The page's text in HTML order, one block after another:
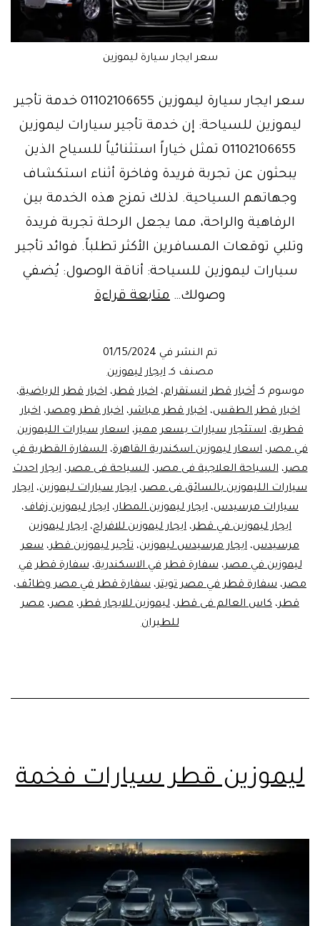
سعر ايجار سيارة ليموزين
سعر ايجار سيارة ليموزين 01102106655 خدمة تأجير
ليموزين للسياحة: إن خدمة تأجير سيارات ليموزين
01102106655 تمثل خياراً استثنائياً للسياح الذين
يبحثون عن تجربة فريدة وفاخرة أثناء استكشاف
وجهاتهم السياحية. لذلك تمزج هذه الخدمة بين
الرفاهية والراحة، مما يجعل الرحلة تجربة فريدة
وتلبي توقعات المسافرين الأكثر تطلباً. فوائد تأجير
سيارات ليموزين للسياحة: أناقة الوصول: يُضفي
وصولك… متابعة قراءةليموزين
مصر
تم النشر في 01/15/2024
مصنف كـايجار ليموزين
موسوم كـأخبار قطر انستقرام،اخبار قطر،اخبار قطر الرياضية،
اخبار قطر الطقس، اخبار قطر مباشر، اخبار قطر ومصر، اخبار
قطرية،استئجار سيارات بسعر مميز،اسعار سيارات الليموزين
في مصر، اسعار ليموزين اسكندرية القاهرة، السفارة القطرية في
مصر،السياحة العلاجية فى مصر،السياحة فى مصر،ايجار احدث
سيارات الليموزين بالسائق فى مصر، ايجار سيارات ليموزين، ايجار
سيارات مرسيدس، ايجار ليموزين المطار، ايجار ليموزين زفاف،
ايجار ليموزين في قطر، ايجار ليموزين للافراح، ايجار ليموزين
مرسيدس، ايجار مرسيدس ليموزين، تأجير ليموزين قطر، سعر
ليموزين في مصر،سفارة قطر في الاسكندرية،سفارة قطر في
مصر، سفارة قطر في مصر تويتر، سفارة قطر في مصر وظائف،
قطر، كاس العالم فى قطر، ليموزين للايجار قطر، مصر، مصر
للطيران
ليموزين قطر سيارات فخمة